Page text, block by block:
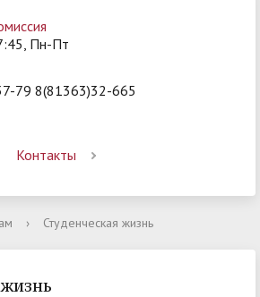
Пн-Пт
79 8(81363)32-665
Контакты
› Студенческая жизнь